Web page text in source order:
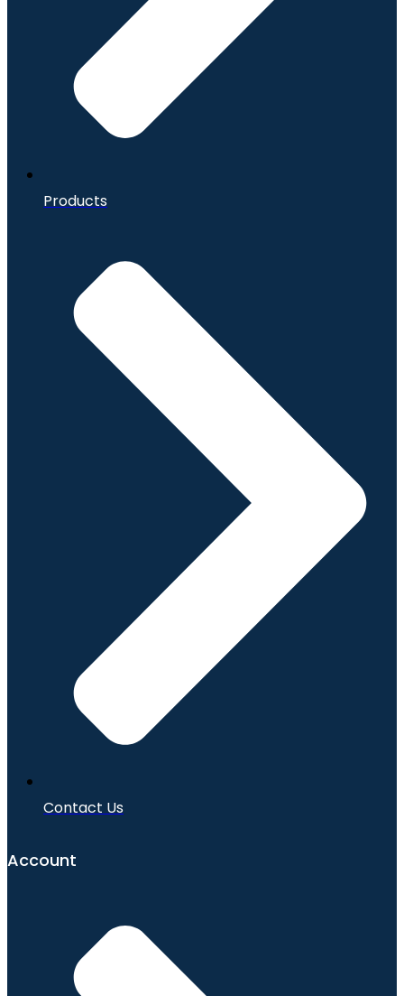
Products
Contact Us
Account